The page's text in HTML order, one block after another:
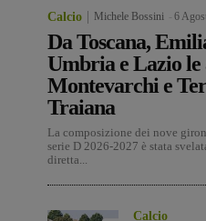
Calcio Michele Bossini 6
Da Toscana,
Umbria e Lazio le
Montevarchi e
Traiana
La composizione dei nove
serie D 2026-2027 è stata
diretta...
Calcio